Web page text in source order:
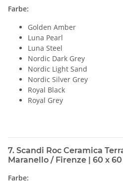
Farbe:
Golden Amber
Luna Pearl
Luna Steel
Nordic Dark Grey
Nordic Light Sand
Nordic Silver Grey
Royal Black
Royal Grey
7. Scandi Roc Ceramica
Maranello / Firenze | 60 x 60
Farbe: